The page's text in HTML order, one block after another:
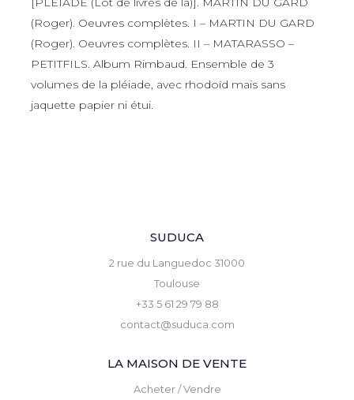
(Roger). Oeuvres complètes. I – MARTIN DU GARD
(Roger). Oeuvres complètes. II – MATARASSO –
PETITFILS. Album Rimbaud. Ensemble de 3
volumes de la pléiade, avec rhodoïd mais sans
jaquette papier ni étui.
SUDUCA
2 rue du Languedoc 31000
Toulouse
+33 5 61 29 79 88
contact@suduca.com
LA MAISON DE VENTE
Acheter / Vendre